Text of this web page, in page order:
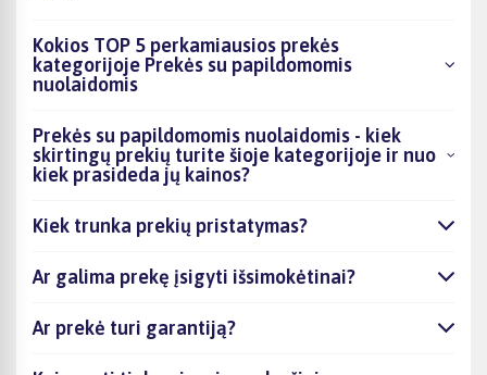
Kokios TOP 5 perkamiausios prekės
kategorijoje Prekės su papildomomis
nuolaidomis
Prekės su papildomomis nuolaidomis - kiek
skirtingų prekių turite šioje kategorijoje ir nuo
kiek prasideda jų kainos?
Kiek trunka prekių pristatymas?
Ar galima prekę įsigyti išsimokėtinai?
Ar prekė turi garantiją?